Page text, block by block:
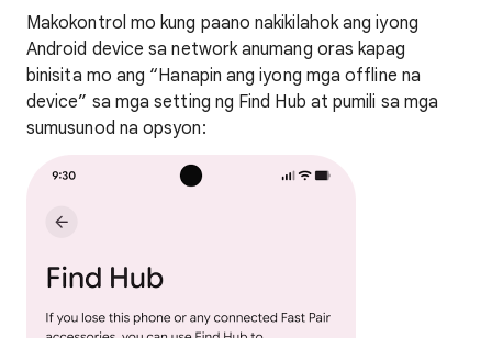
Makokontrol mo kung paano nakikilahok ang iyong
Android device sa network anumang oras kapag
binisita mo ang “Hanapin ang iyong mga offline na
device” sa mga setting ng Find Hub at pumili sa mga
sumusunod na opsyon: